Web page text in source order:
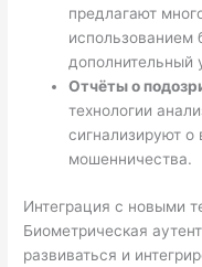
предлагают
использованием
дополнительный
Отчёты о
технологии
сигнализируют
мошенничества.
Интеграция с новыми
Биометрическая
развиваться и